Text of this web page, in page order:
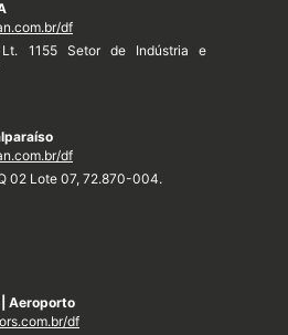
df
1155 Setor de Indústria e
df
02 Lote 07, 72.870-004.
Aeroporto
df